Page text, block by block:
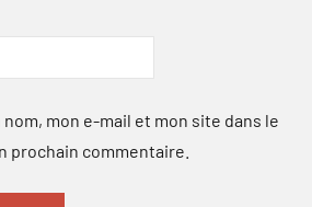
mon e-mail et mon site dans le
prochain commentaire.